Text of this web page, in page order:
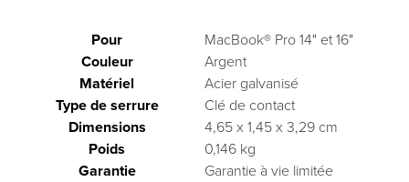
Pour
MacBook® Pro 14" et 16"
Couleur
Argent
Matériel
Acier galvanisé
Type de serrure
Clé de contact
Dimensions
4,65 x 1,45 x 3,29 cm
Poids
0,146 kg
Garantie
Garantie à vie limitée